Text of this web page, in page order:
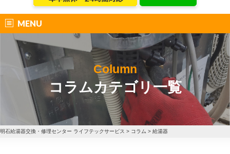
MENU
Column
コラムカテゴリ一覧
明石給湯器交換・修理センター ライフテックサービス > コラム > 給湯器